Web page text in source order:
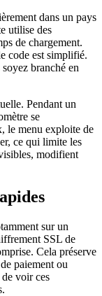
dans un pays
utilise des
de chargement.
code est simplifié.
branché en
Pendant un
se
le menu exploite de
ce qui limite les
modifient
sur un
SSL de
Cela préserve
paiement ou
voir ces